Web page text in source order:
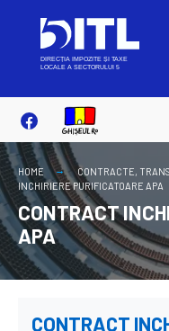
content
HOME CONTRACTE,
INCHIRIERE PURIFICATOARE APA
CONTRACT
APA
CONTRACT
for: